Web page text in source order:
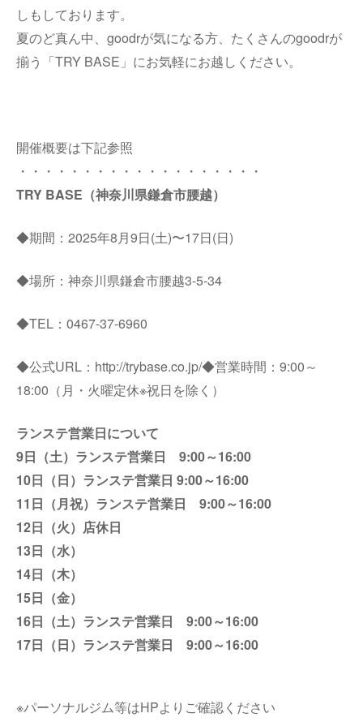
しもしております。
夏のど真ん中、goodrが気になる方、たくさんのgoodrが
揃う「TRY BASE」にお気軽にお越しください。
開催概要は下記参照
・・・・・・・・・・・・・・・・・・・
TRY BASE（神奈川県鎌倉市腰越）
◆期間：2025年8月9日(土)〜17日(日)
◆場所：神奈川県鎌倉市腰越3-5-34
◆TEL：0467-37-6960
◆公式URL ： http://trybase.co.jp/◆営業時間： 9:00～
18:00 （月・火曜定休※祝日を除く）
ランステ営業日について
9日（土）ランステ営業日 9:00～16:00
10日（日）ランステ営業日 9:00～16:00
11日（月祝）ランステ営業日 9:00～16:00
12日（火）店休日
13日（水）
14日（木）
15日（金）
16日（土）ランステ営業日 9:00～16:00
17日（日）ランステ営業日 9:00～16:00
※パーソナルジム等はHPよりご確認ください